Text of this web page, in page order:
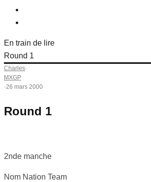
En train de lire
Round 1
Charles·
MXGP
·26 mars 2000
Round 1
2nde manche
Nom Nation Team